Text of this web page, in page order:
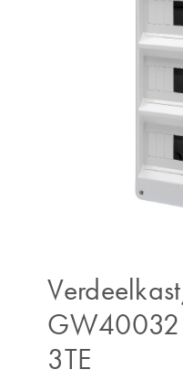
GW40032
3TE